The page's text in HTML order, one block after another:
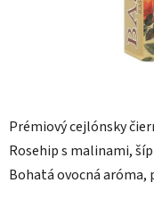
Prémiový cejlónsky
Rosehip s malinami,
Bohatá ovocná aróma,